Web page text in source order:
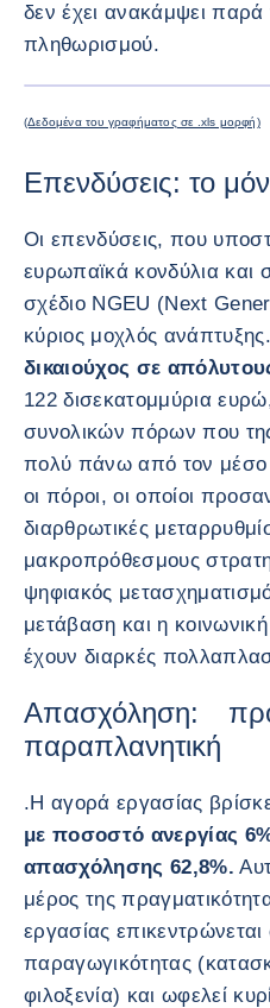
δεν έχει ανακάμψει
πληθωρισμού.
(Δεδομένα του γραφήματος σε .xls μορφή)
Επενδύσεις: το
Οι επενδύσεις, που
ευρωπαϊκά κονδύλια και
σχέδιο NGEU (Next
κύριος μοχλός
δικαιούχος σε
122 δισεκατομμύρια
συνολικών πόρων που
πολύ πάνω από τον μέσο
οι πόροι, οι οποίοι
διαρθρωτικές
μακροπρόθεσμους
ψηφιακός
μετάβαση και η
έχουν διαρκές
Απασχόληση:
παραπλανητική
.Η αγορά εργασίας
με ποσοστό ανεργίας
απασχόλησης 62,8%.
μέρος της
εργασίας
παραγωγικότητας
φιλοξενία) και ωφελεί